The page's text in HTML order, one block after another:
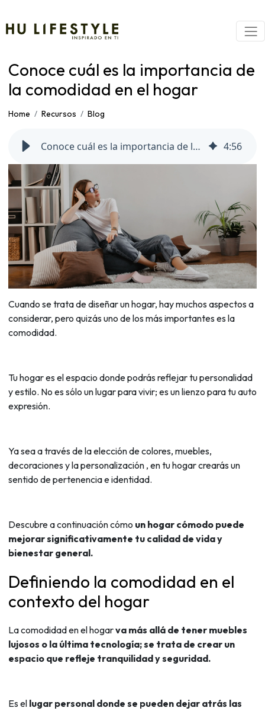
Conoce cuál es la importancia de
la comodidad en el hogar
Home Recursos Blog
Conoce cuál es la importancia de la comodidad en el hogar 4:56
Cuando se trata de diseñar un hogar, hay muchos aspectos a
considerar, pero quizás uno de los más importantes es la
comodidad.
Tu hogar es el espacio donde podrás reflejar tu personalidad
y estilo. No es sólo un lugar para vivir; es un lienzo para tu auto
expresión.
Ya sea a través de la elección de colores, muebles,
decoraciones y la personalización , en tu hogar crearás un
sentido de pertenencia e identidad.
Descubre a continuación cómo un hogar cómodo puede
mejorar significativamente tu calidad de vida y
bienestar general.
Definiendo la comodidad en el
contexto del hogar
La comodidad en el hogarva más allá de tener muebles
lujosos o la última tecnología; se trata de crear un
espacio que refleje tranquilidad y seguridad.
Es el lugar personal donde se pueden dejar atrás las